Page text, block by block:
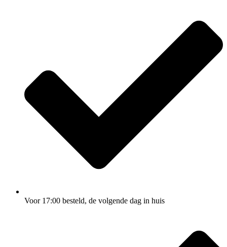
Voor 17:00 besteld, de volgende dag in huis